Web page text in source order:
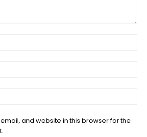
and website in this browser for the